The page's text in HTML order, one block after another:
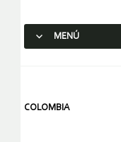
MENÚ
COLOMBIA